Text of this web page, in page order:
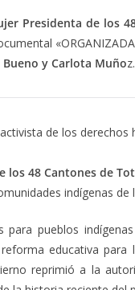
Presidenta de los
Bueno y Carlota Muñoz.
de los
los 48 Cantones de
indígenas de
pueblos
educativa para
reprimió a la